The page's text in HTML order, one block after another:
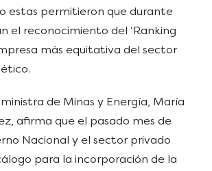
estas permitieron que durante
el reconocimiento del ‘Ranking
más equitativa del sector
de Minas y Energía, María
afirma que el pasado mes de
Nacional y el sector privado
para la incorporación de la